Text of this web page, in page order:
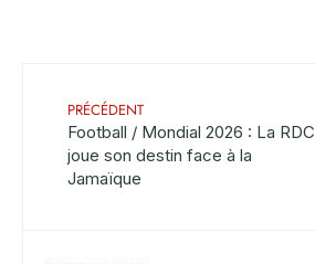
PRÉCÉDENT
Football / Mondial 2026 : La RDC
joue son destin face à la
Jamaïque